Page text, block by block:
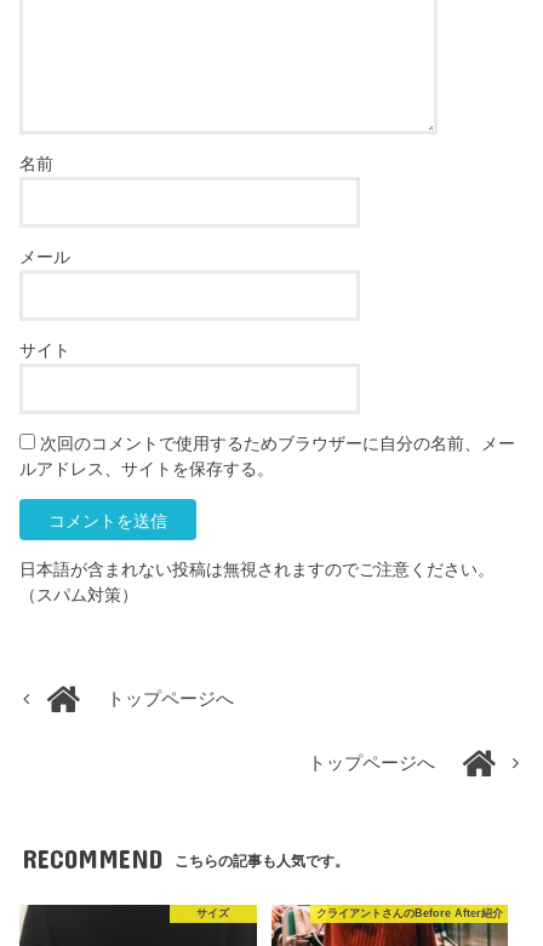
名前
メール
サイト
次回のコメントで使用するためブラウザーに自分の名前、メー
ルアドレス、サイトを保存する。
日本語が含まれない投稿は無視されますのでご注意ください。
（スパム対策）
トップページへ
トップページへ
RECOMMEND こちらの記事も人気です。
サイズ クライアントさんのBefore After紹介